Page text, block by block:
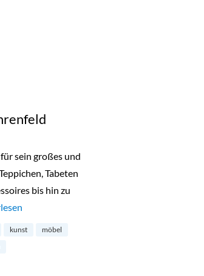
sein großes und
Tabeten
bis hin zu
für Kinder in Ehrenfeld“
kunst
möbel